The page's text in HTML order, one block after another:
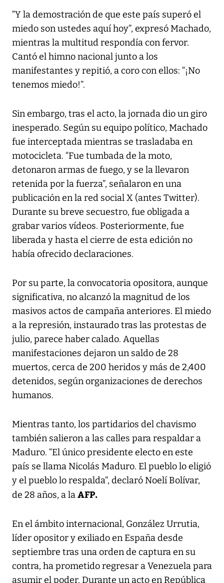
“Y la demostración de que este país superó el
miedo son ustedes aquí hoy”, expresó Machado,
mientras la multitud respondía con fervor.
Cantó el himno nacional junto a los
manifestantes y repitió, a coro con ellos: “¡No
tenemos miedo!”.
Sin embargo, tras el acto, la jornada dio un giro
inesperado. Según su equipo político, Machado
fue interceptada mientras se trasladaba en
motocicleta. “Fue tumbada de la moto,
detonaron armas de fuego, y se la llevaron
retenida por la fuerza”, señalaron en una
publicación en la red social X (antes Twitter).
Durante su breve secuestro, fue obligada a
grabar varios vídeos. Posteriormente, fue
liberada y hasta el cierre de esta edición no
había ofrecido declaraciones.
Por su parte, la convocatoria opositora, aunque
significativa, no alcanzó la magnitud de los
masivos actos de campaña anteriores. El miedo
a la represión, instaurado tras las protestas de
julio, parece haber calado. Aquellas
manifestaciones dejaron un saldo de 28
muertos, cerca de 200 heridos y más de 2,400
detenidos, según organizaciones de derechos
humanos.
Mientras tanto, los partidarios del chavismo
también salieron a las calles para respaldar a
Maduro. “El único presidente electo en este
país se llama Nicolás Maduro. El pueblo lo eligió
y el pueblo lo respalda”, declaró Noelí Bolívar,
de 28 años, a laAFP.
En el ámbito internacional, González Urrutia,
líder opositor y exiliado en España desde
septiembre tras una orden de captura en su
contra, ha prometido regresar a Venezuela para
asumir el poder. Durante un acto en República